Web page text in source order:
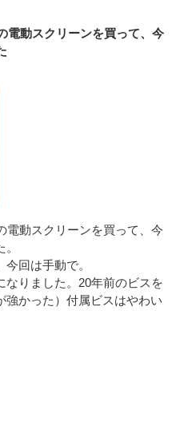
電動スクリーンを買って、今
電動スクリーンを買って、今
回は手動で。
りました。20年前のビスを
強かった）付属ビスはやわい